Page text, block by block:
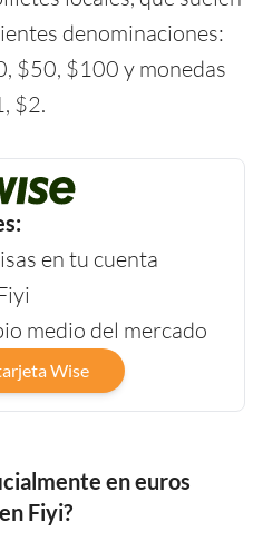
denominaciones:
$50, $100 y monedas
$2.
en tu cuenta
medio del mercado
Wise
en euros
Fiyi?